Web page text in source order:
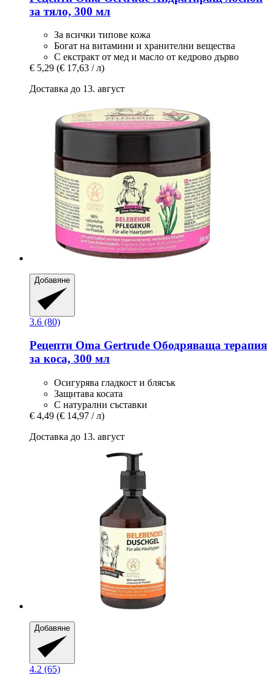
за тяло, 300 мл
За всички типове кожа
Богат на витамини и хранителни вещества
С екстракт от мед и масло от кедрово дърво
€ 5,29 (€ 17,63 / л)
Доставка до 13. август
Добавяне
3.6 (80)
Рецепти Oma Gertrude Ободряваща терапия
за коса, 300 мл
Осигурява гладкост и блясък
Защитава косата
С натурални съставки
€ 4,49 (€ 14,97 / л)
Доставка до 13. август
Добавяне
4.2 (65)